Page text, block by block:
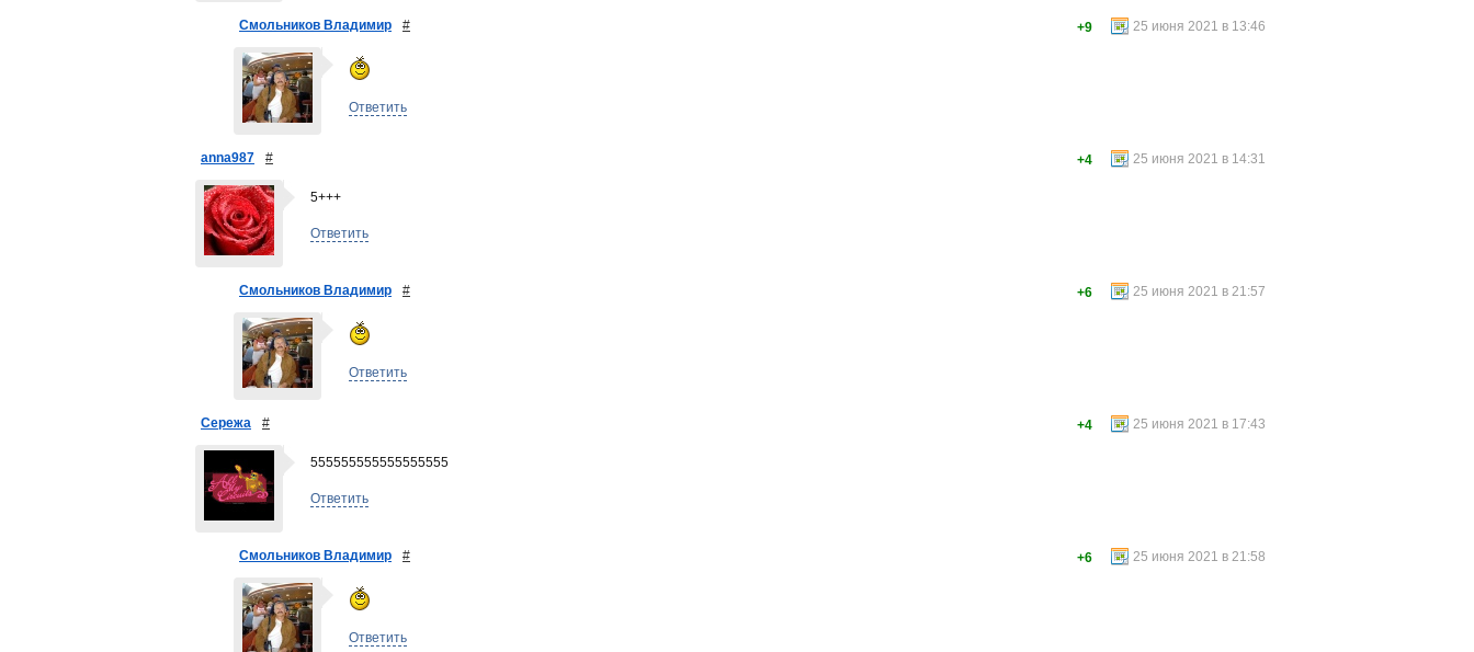
Смольников Владимир # 25 июня 2021 в 13:46
+9
Ответить
anna987 # 25 июня 2021 в 14:31
+4
5+++
Ответить
Смольников Владимир # 25 июня 2021 в 21:57
+6
Ответить
Сережа # 25 июня 2021 в 17:43
+4
555555555555555555
Ответить
Смольников Владимир # 25 июня 2021 в 21:58
+6
Ответить